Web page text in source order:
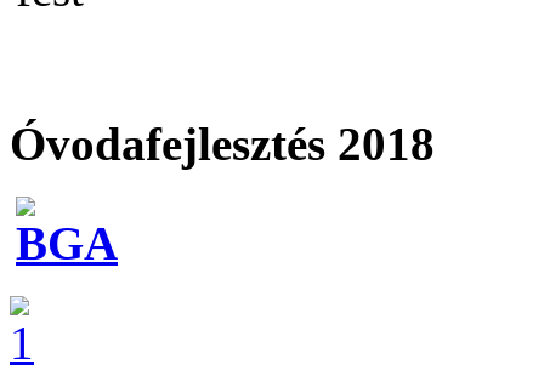
Óvodafejlesztés 2018